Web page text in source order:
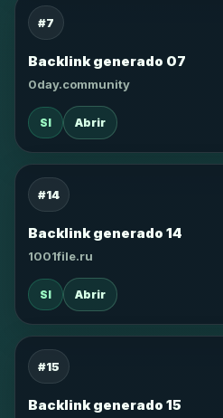
#7
Backlink generado 07
0day.community
SI Abrir
#14
Backlink generado 14
1001file.ru
SI Abrir
#15
Backlink generado 15